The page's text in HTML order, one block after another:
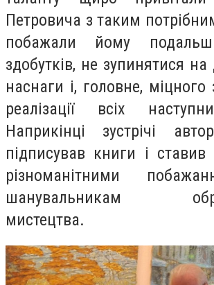
Петровича з таким
побажали йому
здобутків, не зупинятися на
наснаги і, головне, міцного
реалізації всіх
Наприкінці зустрічі
підписував книги і
різноманітними
шанувальникам
мистецтва.